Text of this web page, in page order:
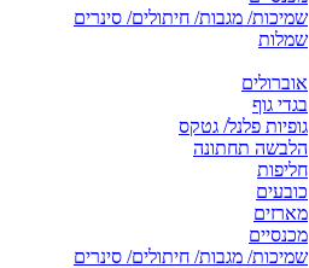
שמיכות/ מגבות/ חיתולים/ סינרים
שמלות
אוברולים
בגדי גוף
גופיות פלנל/ גטקס
הלבשה תחתונה
חליפות
כובעים
מארזים
מכנסיים
שמיכות/ מגבות/ חיתולים/ סינרים